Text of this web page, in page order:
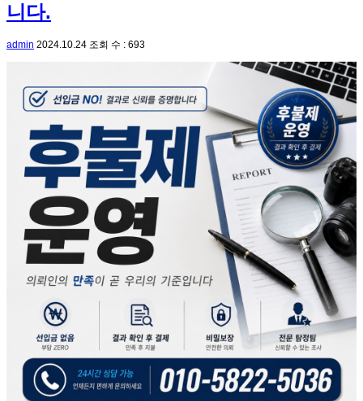
니다.
admin 2024.10.24 조회 수 : 693